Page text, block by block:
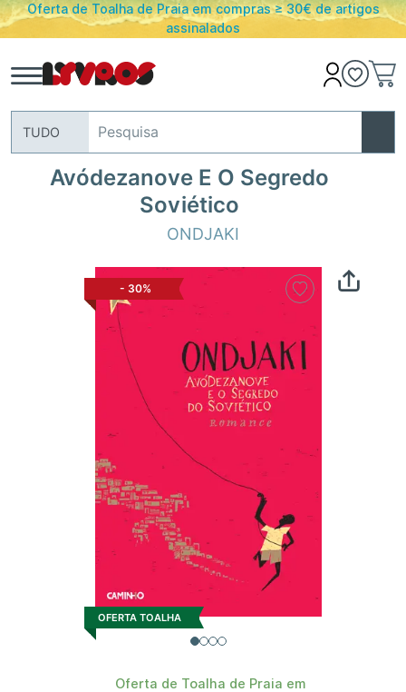
Oferta de Toalha de Praia em compras ≥ 30€ de artigos
assinalados
TUDO
Avódezanove E O Segredo
Soviético
ONDJAKI
- 30%
OFERTA TOALHA
Oferta de Toalha de Praia em